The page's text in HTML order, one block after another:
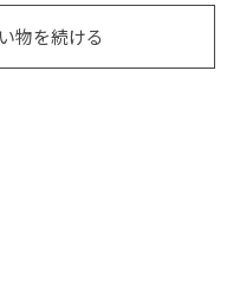
物を続ける